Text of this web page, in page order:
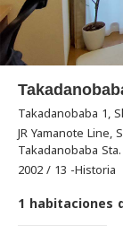
Takadanobaba 1,
JR Yamanote
Takadanobaba
2002 / 13 -Historia
1 habitaciones